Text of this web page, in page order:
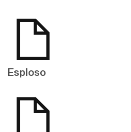
Esploso